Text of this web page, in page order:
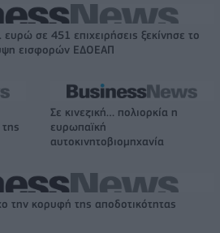
σε 451 επιχειρήσεις ξεκίνησε το
εισφορών ΕΔΟΕΑΠ
Σε κινεζική… πολιορκία η
ευρωπαϊκή
αυτοκινητοβιομηχανία
την κορυφή της αποδοτικότητας